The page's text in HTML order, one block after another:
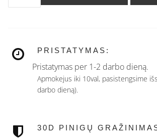
PRISTATYMAS:
Pristatymas per 1-2 darbo dieną.
Apmokejus iki 10val, pasistengsime
darbo dieną).
30D PINIGŲ